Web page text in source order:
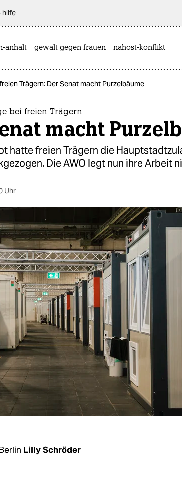
hilfe
anhalt gewalt gegen frauen nahost-konflikt
Trägern: Der Senat macht Purzelbäume
bei freien Trägern
macht
hatte freien Trägern die
Die AWO legt nun ihre Arbeit
Uhr
Lilly Schröder